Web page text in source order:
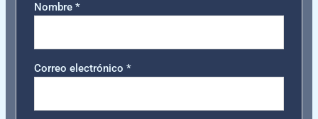
Nombre *
Correo electrónico *